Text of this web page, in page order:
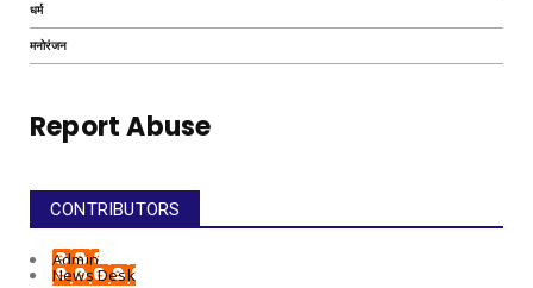
धर्म
मनोरंजन
Report Abuse
CONTRIBUTORS
Admin
News Desk